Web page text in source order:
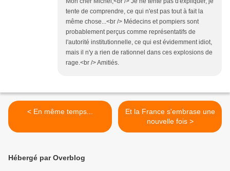
tente de comprendre, ce qui n'est pas tout à fait la
même chose...<br /> Médecins et pompiers sont
probablement perçus comme représentatifs de
l'autorité institutionnelle, ce qui est évidemment idiot,
mais il n'y a rien de rationnel dans ces explosions de
rage.<br /> Amitiés.
< En même temps...
Et la France s'embrase une
nouvelle fois >
Hébergé par Overblog